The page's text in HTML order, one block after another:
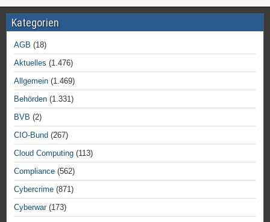
Kategorien
AGB (18)
Aktuelles (1.476)
Allgemein (1.469)
Behörden (1.331)
BVB (2)
CIO-Bund (267)
Cloud Computing (113)
Compliance (562)
Cybercrime (871)
Cyberwar(173)